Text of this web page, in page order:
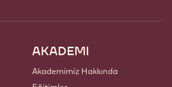
AKADEMI
Akademimiz Hakkında